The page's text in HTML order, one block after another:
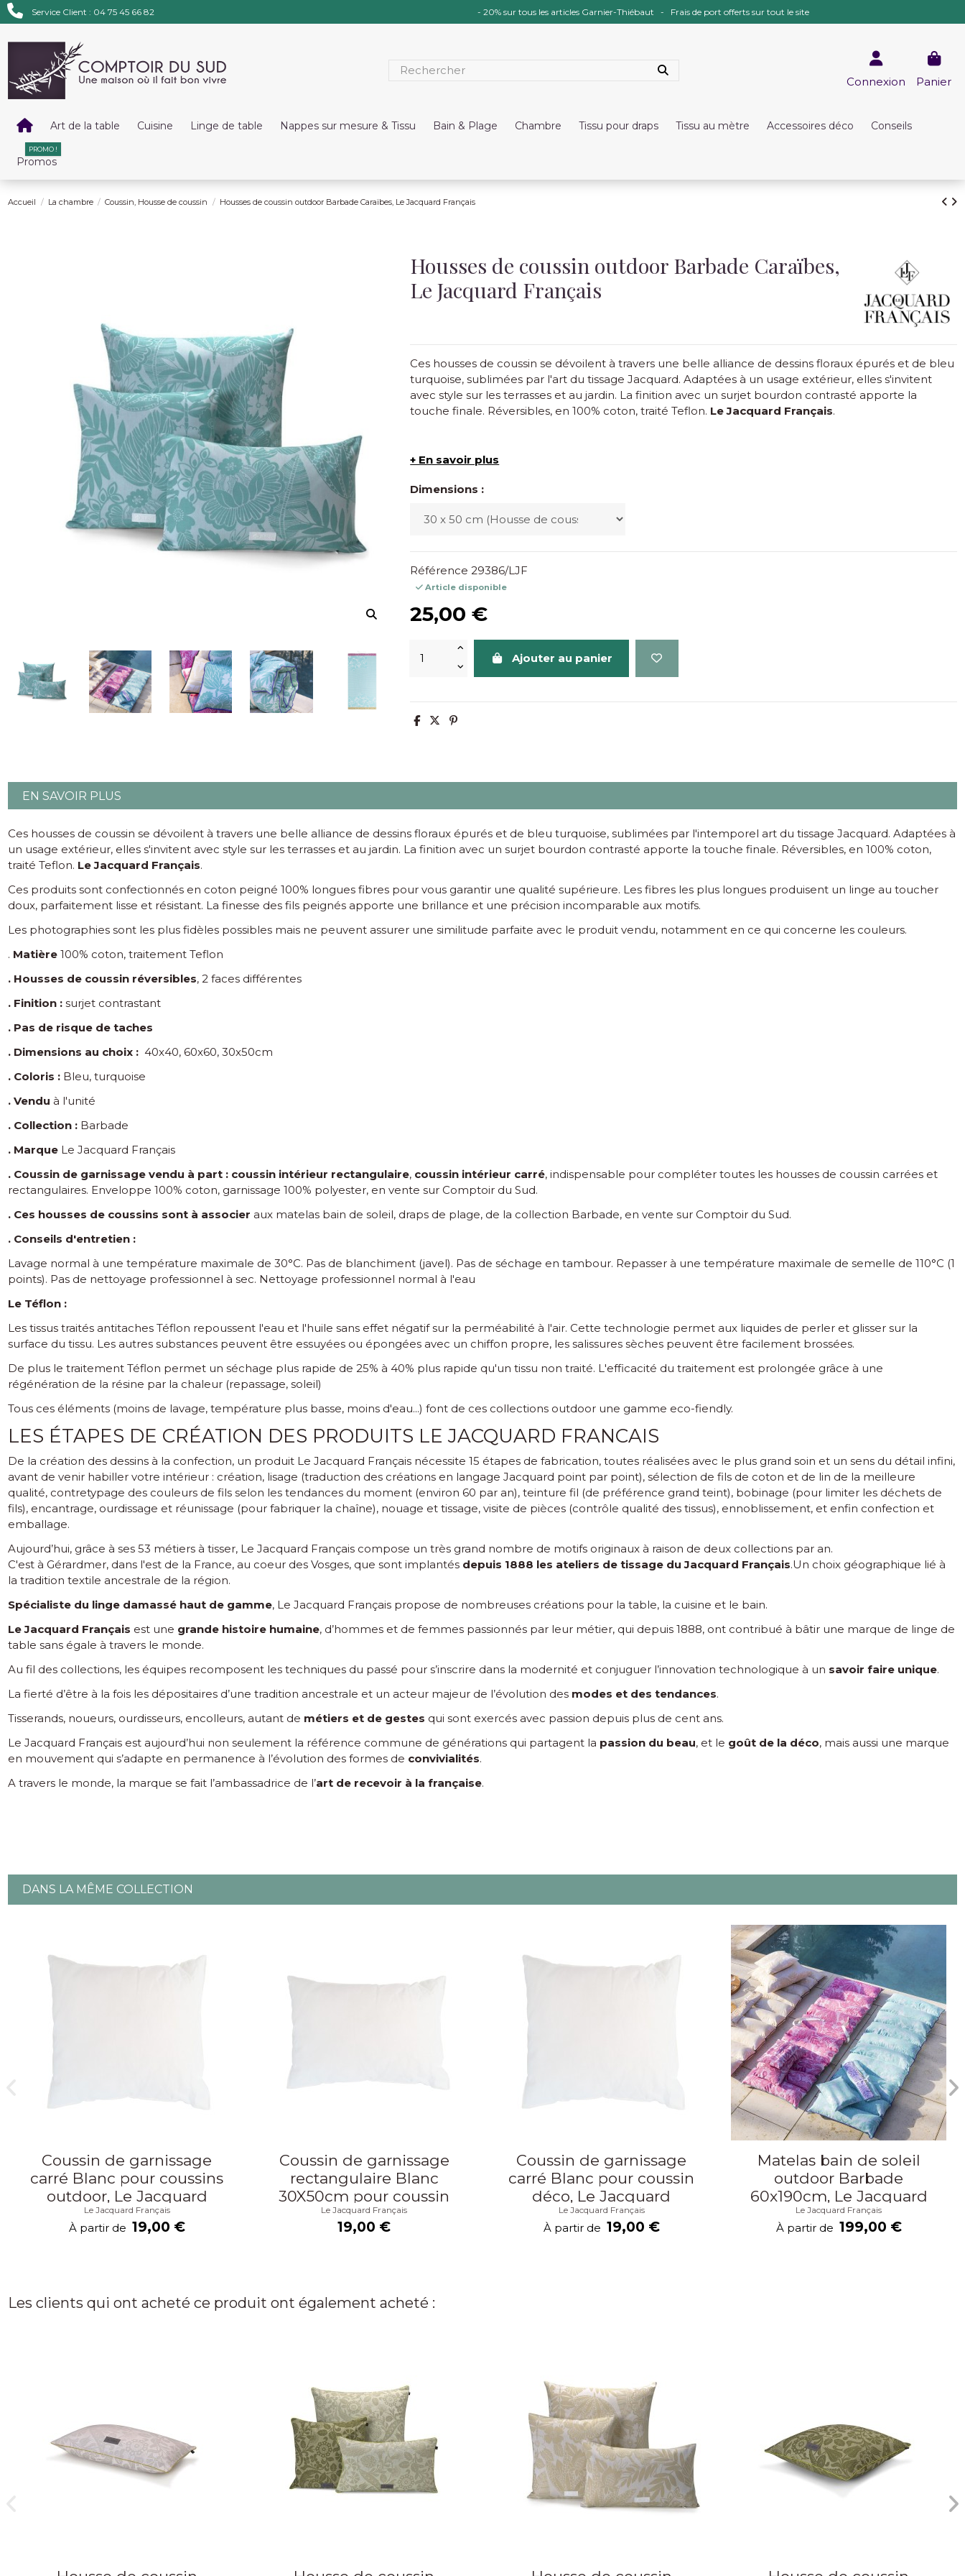
Service Client : 04 75 45 66 82 - 20% sur tous les articles Garnier-Thiébaut - Frais de port offerts sur tout le site
Connexion Panier
Art de la table Cuisine Linge de table Nappes sur mesure & Tissu Bain & Plage Chambre Tissu pour draps Tissu au mètre Accessoires déco Conseils
Promos
PROMO !
Accueil La chambre Coussin, Housse de coussin Housses de coussin outdoor Barbade Caraïbes, Le Jacquard Français
Housses de coussin outdoor Barbade Caraïbes,
Le Jacquard Français
Ces housses de coussin se dévoilent à travers une belle alliance de dessins floraux épurés et de bleu
turquoise, sublimées par l'art du tissage Jacquard. Adaptées à un usage extérieur, elles s'invitent
avec style sur les terrasses et au jardin. La finition avec un surjet bourdon contrasté apporte la
touche finale. Réversibles, en 100% coton, traité Teflon. Le Jacquard Français.
+ En savoir plus
Dimensions :
Référence 29386/LJF
Article disponible
25,00 €
Ajouter au panier
EN SAVOIR PLUS
Ces housses de coussin se dévoilent à travers une belle alliance de dessins floraux épurés et de bleu turquoise, sublimées par l'intemporel art du tissage Jacquard. Adaptées à
un usage extérieur, elles s'invitent avec style sur les terrasses et au jardin. La finition avec un surjet bourdon contrasté apporte la touche finale. Réversibles, en 100% coton,
traité Teflon. Le Jacquard Français.
Ces produits sont confectionnés en coton peigné 100% longues fibres pour vous garantir une qualité supérieure. Les fibres les plus longues produisent un linge au toucher
doux, parfaitement lisse et résistant. La finesse des fils peignés apporte une brillance et une précision incomparable aux motifs.
Les photographies sont les plus fidèles possibles mais ne peuvent assurer une similitude parfaite avec le produit vendu, notamment en ce qui concerne les couleurs.
. Matière100% coton, traitement Teflon
. Housses de coussin réversibles, 2 faces différentes
. Finition :surjet contrastant
. Pas de risque de taches
. Dimensions au choix : 40x40, 60x60, 30x50cm
. Coloris : Bleu, turquoise
. Vendu à l'unité
. Collection : Barbade
. Marque Le Jacquard Français
. Coussin de garnissage vendu à part : coussin intérieur rectangulaire, coussin intérieur carré, indispensable pour compléter toutes les housses de coussin carrées et
rectangulaires. Enveloppe 100% coton, garnissage 100% polyester, en vente sur Comptoir du Sud.
. Ces housses de coussins sont à associer aux matelas bain de soleil, draps de plage, de la collection Barbade, en vente sur Comptoir du Sud.
. Conseils d'entretien :
Lavage normal à une température maximale de 30°C. Pas de blanchiment (javel). Pas de séchage en tambour. Repasser à une température maximale de semelle de 110°C (1
points). Pas de nettoyage professionnel à sec. Nettoyage professionnel normal à l'eau
Le Téflon :
Les tissus traités antitaches Téflon repoussent l'eau et l'huile sans effet négatif sur la perméabilité à l'air. Cette technologie permet aux liquides de perler et glisser sur la
surface du tissu. Les autres substances peuvent être essuyées ou épongées avec un chiffon propre, les salissures sèches peuvent être facilement brossées.
De plus le traitement Téflon permet un séchage plus rapide de 25% à 40% plus rapide qu'un tissu non traité. L'efficacité du traitement est prolongée grâce à une
régénération de la résine par la chaleur (repassage, soleil)
Tous ces éléments (moins de lavage, température plus basse, moins d'eau...) font de ces collections outdoor une gamme eco-fiendly.
LES ÉTAPES DE CRÉATION DES PRODUITS LE JACQUARD FRANCAIS
De la création des dessins à la confection, un produit Le Jacquard Français nécessite 15 étapes de fabrication, toutes réalisées avec le plus grand soin et un sens du détail infini,
avant de venir habiller votre intérieur : création, lisage (traduction des créations en langage Jacquard point par point), sélection de fils de coton et de lin de la meilleure
qualité, contretypage des couleurs de fils selon les tendances du moment (environ 60 par an), teinture fil (de préférence grand teint), bobinage (pour limiter les déchets de
fils), encantrage, ourdissage et réunissage (pour fabriquer la chaîne), nouage et tissage, visite de pièces (contrôle qualité des tissus), ennoblissement, et enfin confection et
emballage.
Aujourd’hui, grâce à ses 53 métiers à tisser, Le Jacquard Français compose un très grand nombre de motifs originaux à raison de deux collections par an.
C'est à Gérardmer, dans l'est de la France, au coeur des Vosges, que sont implantés depuis 1888 les ateliers de tissage du Jacquard Français.Un choix géographique lié à
la tradition textile ancestrale de la région.
Spécialiste du linge damassé haut de gamme, Le Jacquard Français propose de nombreuses créations pour la table, la cuisine et le bain.
Le Jacquard Français est une grande histoire humaine, d’hommes et de femmes passionnés par leur métier, qui depuis 1888, ont contribué à bâtir une marque de linge de
table sans égale à travers le monde.
Au fil des collections, les équipes recomposent les techniques du passé pour s’inscrire dans la modernité et conjuguer l’innovation technologique à un savoir faire unique.
La fierté d’être à la fois les dépositaires d’une tradition ancestrale et un acteur majeur de l’évolution des modes et des tendances.
Tisserands, noueurs, ourdisseurs, encolleurs, autant de métiers et de gestes qui sont exercés avec passion depuis plus de cent ans.
Le Jacquard Français est aujourd’hui non seulement la référence commune de générations qui partagent la passion du beau, et le goût de la déco, mais aussi une marque
en mouvement qui s’adapte en permanence à l’évolution des formes de convivialités.
A travers le monde, la marque se fait l’ambassadrice de l’art de recevoir à la française.
DANS LA MÊME COLLECTION
Coussin de garnissage
carré Blanc pour coussins
outdoor, Le Jacquard
Français
Le Jacquard Français
À partir de 19,00 €
Coussin de garnissage
rectangulaire Blanc
30X50cm pour coussin
outdoor, Le Jacquard
Français
Le Jacquard Français
19,00 €
Coussin de garnissage
carré Blanc pour coussin
déco, Le Jacquard
Français
Le Jacquard Français
À partir de 19,00 €
Matelas bain de soleil
outdoor Barbade
60x190cm, Le Jacquard
Français
Le Jacquard Français
À partir de 199,00 €
Les clients qui ont acheté ce produit ont également acheté :